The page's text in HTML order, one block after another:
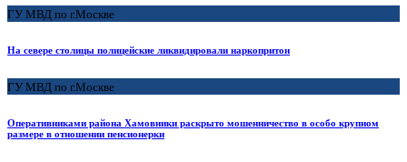
ГУ МВД по г.Москве
На севере столицы полицейские ликвидировали наркопритон
ГУ МВД по г.Москве
Оперативниками района Хамовники раскрыто мошенничество в особо крупном
размере в отношении пенсионерки